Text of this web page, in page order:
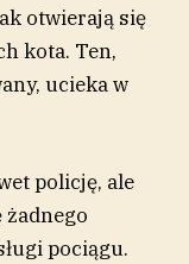
otwierają się
kota. Ten,
ucieka w
policję, ale
pociągu.